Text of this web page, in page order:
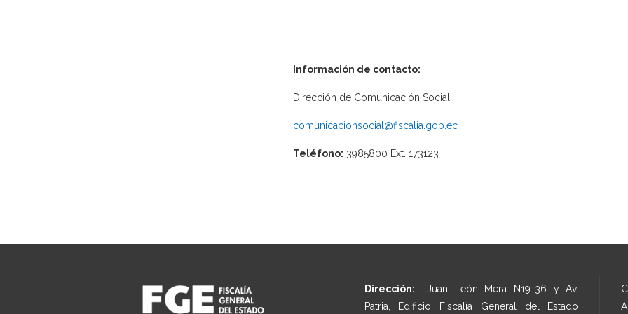
Información de contacto:
Dirección de Comunicación Social
comunicacionsocial@fiscalia.gob.ec
Teléfono: 3985800 Ext. 173123
Dirección: Juan León Mera N19-36 y Av.
Patria, Edificio Fiscalía General del Estado